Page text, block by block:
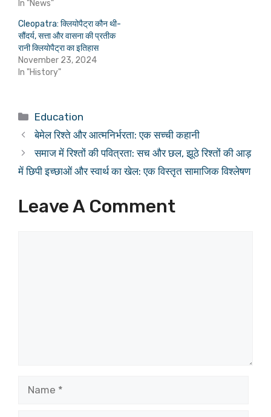
In "News"
Cleopatra: क्लियोपैट्रा कौन थी-
सौंदर्य, सत्ता और वासना की प्रतीक
रानी क्लियोपैट्रा का इतिहास
November 23, 2024
In "History"
Categories
Education
बेमेल रिश्ते और आत्मनिर्भरता: एक सच्ची कहानी
समाज में रिश्तों की पवित्रता: सच और छल, झूठे रिश्तों की आड़
में छिपी इच्छाओं और स्वार्थ का खेल: एक विस्तृत सामाजिक विश्लेषण
Leave A Comment